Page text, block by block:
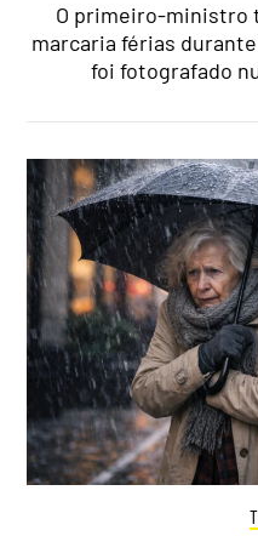
O primeiro-ministro
marcaria férias
foi fotografado